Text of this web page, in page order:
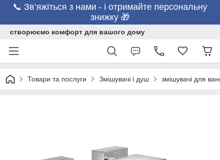
📞 Зв’яжіться з нами - і отримайте персональну
знижку 🎁
створюємо комфорт для вашого дому
Товари та послуги Змішувачі і душ змішувачі для